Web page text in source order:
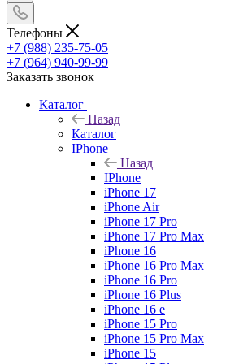
Телефоны
+7 (988) 235-75-05
+7 (964) 940-99-99
Заказать звонок
Каталог
Назад
Каталог
IPhone
Назад
IPhone
iPhone 17
iPhone Air
iPhone 17 Pro
iPhone 17 Pro Max
iPhone 16
iPhone 16 Pro Max
iPhone 16 Pro
iPhone 16 Plus
iPhone 16 e
iPhone 15 Pro
iPhone 15 Pro Max
iPhone 15